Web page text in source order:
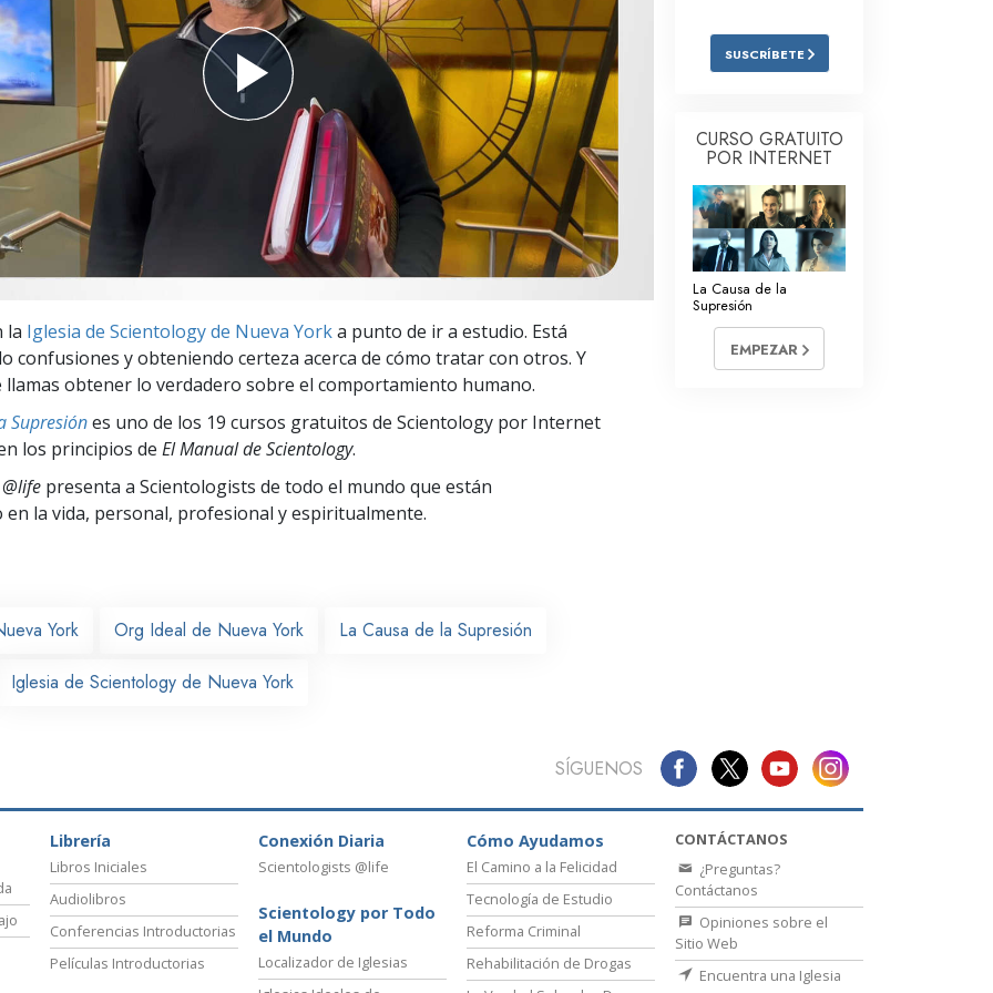
Respuestas a las Drogas
Los Niños
Herramientas para el Entorno Laboral
La Ética y las
Condiciones
La Causa de la Supresión
Investigaciones
Los Fundamentos de la Organización
Los Fundamentos de las Relaciones
la Iglesia de Scientology de Nueva Yorka punto de ir a estudio. Está
confusiones y obteniendo certeza acerca de cómo tratar con otros. Y
llamas obtener lo verdadero sobre el comportamiento humano.
Supresiónes uno de los 19 cursos gratuitos de Scientology por Internet
los principios de El Manual de Scientology.
presenta a Scientologists de todo el mundo que están
en la vida, personal, profesional y espiritualmente.
York Org Ideal de Nueva York La Causa de la Supresión
Iglesia de Scientology de Nueva York
SUSCRÍBETE
CURSO GRATUITO
POR INTERNET
La Causa de la
Supresión
EMPEZAR
SÍGUENOS
Librería
Libros Iniciales
Audiolibros
Conferencias Introductorias
Películas Introductorias
Conexión Diaria
Scientologists @life
Scientology por Todo
el Mundo
Localizador de Iglesias
Cómo Ayudamos
El Camino a la Felicidad
Tecnología de Estudio
Reforma Criminal
Rehabilitación de Drogas
CONTÁCTANOS
¿Preguntas?
Contáctanos
Opiniones sobre el
Sitio Web
Encuentra una Iglesia